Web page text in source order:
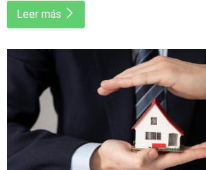
Leer más